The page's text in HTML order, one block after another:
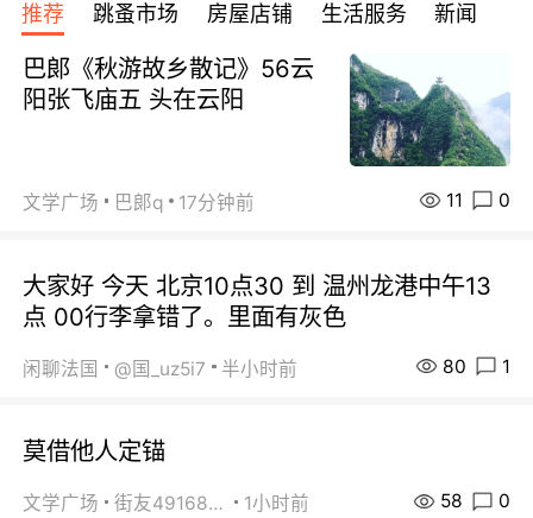
宾馆 108欧/天起
全程756欧/位
欧/天起 ~包拼房
每周铁发！
推荐 跳蚤市场 房屋店铺 生活服务 新闻
巴郞《秋游故乡散记》56云
阳张飞庙五 头在云阳
文学广场 巴郞q 17分钟前 11 0
大家好 今天 北京10点30 到 温州龙港中午13
点 00行李拿错了。里面有灰色
闲聊法国 @国_uz5i7 半小时前 80 1
莫借他人定锚
文学广场 街友49168527 1小时前 58 0